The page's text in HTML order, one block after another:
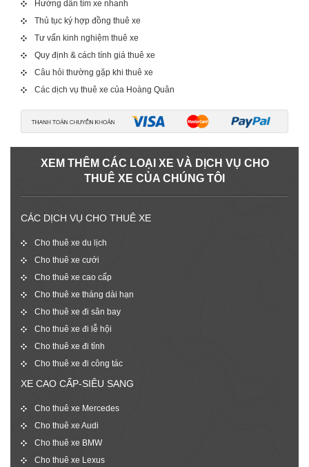
Hướng dẫn tìm xe nhanh
Thủ tục ký hợp đồng thuê xe
Tư vấn kinh nghiệm thuê xe
Quy định & cách tính giá thuê xe
Câu hỏi thường gặp khi thuê xe
Các dịch vụ thuê xe của Hoàng Quân
XEM THÊM CÁC LOẠI XE VÀ DỊCH VỤ CHO
THUÊ XE CỦA CHÚNG TÔI
CÁC DỊCH VỤ CHO THUÊ XE
Cho thuê xe du lịch
Cho thuê xe cưới
Cho thuê xe cao cấp
Cho thuê xe tháng dài hạn
Cho thuê xe đi sân bay
Cho thuê xe đi lễ hội
Cho thuê xe đi tỉnh
Cho thuê xe đi công tác
XE CAO CẤP-SIÊU SANG
Cho thuê xe Mercedes
Cho thuê xe Audi
Cho thuê xe BMW
Cho thuê xe Lexus